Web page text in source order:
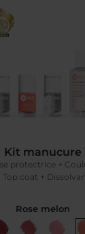
avec des
pour les
de
ultra-
leur
Kit manucure
protectrice +
Top coat +
Rose melon